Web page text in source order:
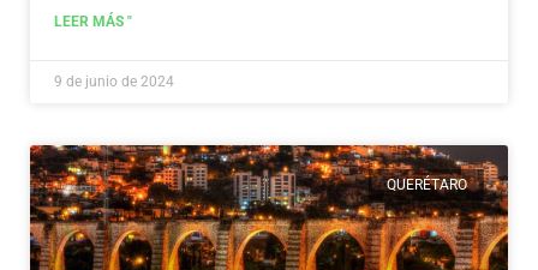
LEER MÁS "
9 de junio de 2024
QUERÉTARO